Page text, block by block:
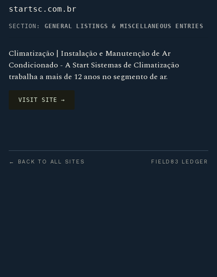
startsc.com.br
SECTION: GENERAL LISTINGS & MISCELLANEOUS ENTRIES
Climatização | Instalação e Manutenção de Ar
Condicionado - A Start Sistemas de Climatização
trabalha a mais de 12 anos no segmento de ar.
VISIT SITE →
← BACK TO ALL SITES FIELD83 LEDGER